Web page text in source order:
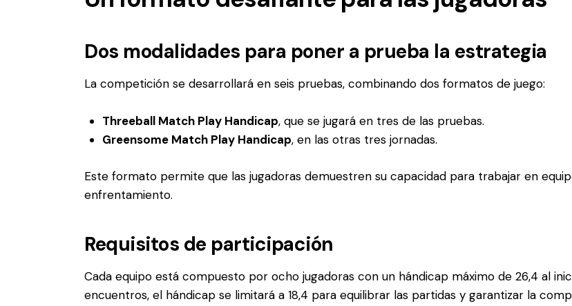
Dos modalidades para poner a prueba la estrategia
La competición se desarrollará en seis pruebas, combinando dos formatos de juego:
Threeball Match Play Handicap, que se jugará en tres de las pruebas.
Greensome Match Play Handicap, en las otras tres jornadas.
Este formato permite que las jugadoras demuestren su capacidad para trabajar en
enfrentamiento.
Requisitos de participación
Cada equipo está compuesto por ocho jugadoras con un hándicap máximo de 26,4 al
encuentros, el hándicap se limitará a 18,4 para equilibrar las partidas y garantizar la